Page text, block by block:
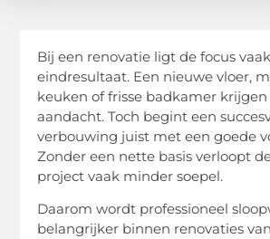
Bij een renovatie ligt de focus
eindresultaat. Een nieuwe vloer,
keuken of frisse badkamer
aandacht. Toch begint een
verbouwing juist met een goede
Zonder een nette basis verloopt
project vaak minder soepel.
Daarom wordt professioneel
belangrijker binnen renovaties